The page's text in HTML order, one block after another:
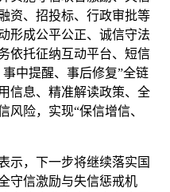
资、招投标、行政审批等
形成公平公正、诚信守法
依托征纳互动平台、短信
中提醒、事后修复”全链
信息、精准解读政策、全
风险，实现“保信增信、
，下一步将继续落实国
守信激励与失信惩戒机